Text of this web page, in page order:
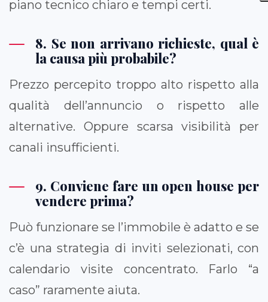
piano tecnico chiaro e tempi certi.
8. Se non arrivano richieste, qual è
la causa più probabile?
Prezzo percepito troppo alto rispetto alla
qualità dell’annuncio o rispetto alle
alternative. Oppure scarsa visibilità per
canali insufficienti.
9. Conviene fare un open house per
vendere prima?
Può funzionare se l’immobile è adatto e se
c’è una strategia di inviti selezionati, con
calendario visite concentrato. Farlo “a
caso” raramente aiuta.